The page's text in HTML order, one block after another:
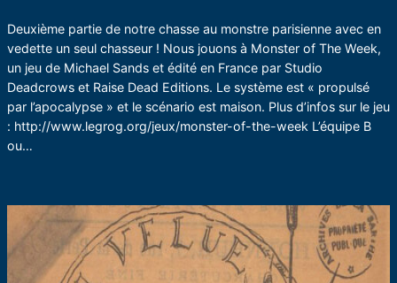
Deuxième partie de notre chasse au monstre parisienne avec en
vedette un seul chasseur ! Nous jouons à Monster of The Week,
un jeu de Michael Sands et édité en France par Studio
Deadcrows et Raise Dead Editions. Le système est « propulsé
par l’apocalypse » et le scénario est maison. Plus d’infos sur le jeu
: http://www.legrog.org/jeux/monster-of-the-week L’équipe B
ou…